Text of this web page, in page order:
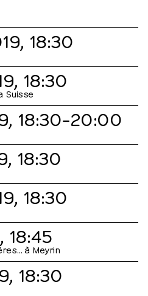
18:30
18:30
Suisse
18:30⁠–⁠20:00
18:30
18:30
18:45
à Meyrin
18:30